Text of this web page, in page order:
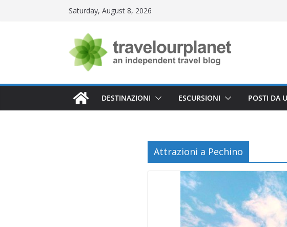
Saturday, August 8, 2026
DESTINAZIONI ESCURSIONI POSTI DA
Attrazioni a Pechino